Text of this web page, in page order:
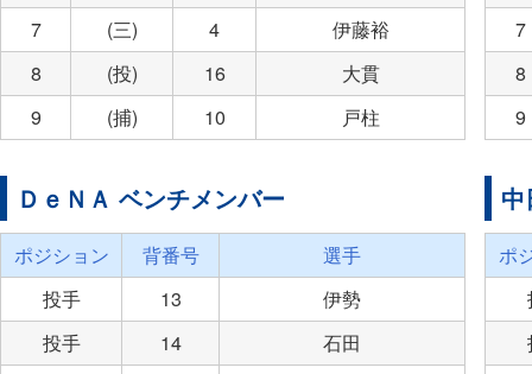
7
(三) 4
伊藤裕
8
(投) 16
大貫
9
(捕) 10 戸柱
7
8
9
ＤｅＮＡ ベンチメンバー
ポジション 背番号
選手
投手
13
伊勢
投手
14
石田
ポ